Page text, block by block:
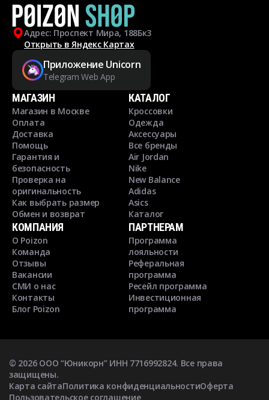
Адрес: Проспект Мира, 188Бк3
Открыть в Яндекс Картах
Приложение Unicorn
Telegram Web App
МАГАЗИН
Магазин в Москве
Оплата
Доставка
Помощь
Гарантия и
безопасность
Проверка на
оригинальность
Как выбрать размер
Обмен и возврат
КАТАЛОГ
Кроссовки
Одежда
Аксессуары
Все бренды
Air Jordan
Nike
New Balance
Adidas
Asics
Каталог
КОМПАНИЯ
О Poizon
Команда
Отзывы
Вакансии
СМИ о нас
Контакты
Блог Poizon
ПАРТНЕРАМ
Программа
лояльности
Реферальная
программа
Ресейл программа
Инвестиционная
программа
© 2026ООО “Юникорн” ИНН 7716992824. Все права
защищены.
Карта сайтаПолитика конфиденциальностиОферта
Пользовательское соглашение